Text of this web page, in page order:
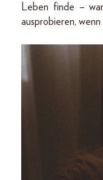
Leben finde –
ausprobieren, wenn